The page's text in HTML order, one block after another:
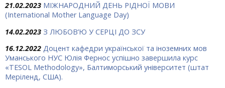
21.02.2023 МІЖНАРОДНИЙ ДЕНЬ РІДНОЇ МОВИ
(International Mother Language Day)
14.02.2023 З ЛЮБОВ’Ю У СЕРЦІ ДО ЗСУ
16.12.2022 Доцент кафедри української та іноземних мов
Уманського НУС Юлія Фернос успішно завершила курс
«TESOL Methodology», Балтиморський університет (штат
Меріленд, США).